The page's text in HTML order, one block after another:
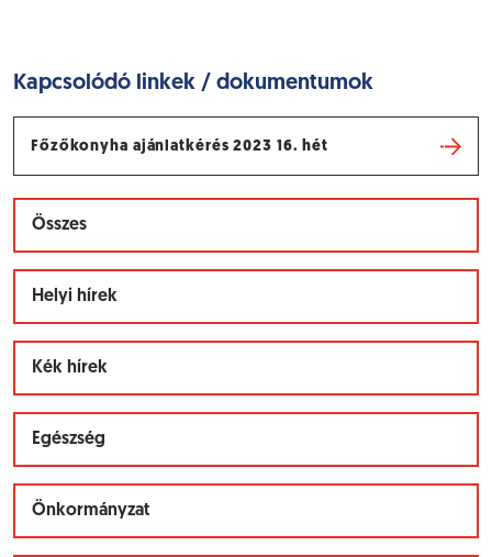
Kapcsolódó linkek / dokumentumok
Főzőkonyha ajánlatkérés 2023 16. hét
Összes
Helyi hírek
Kék hírek
Egészség
Önkormányzat